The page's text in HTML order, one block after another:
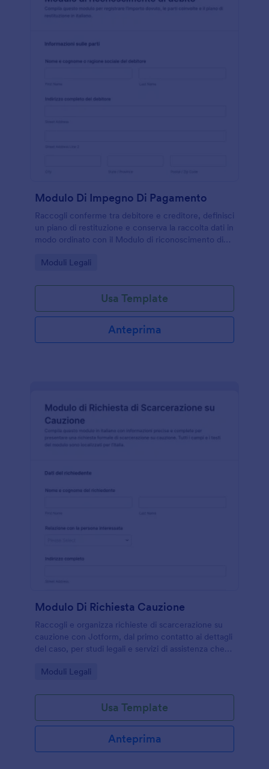
Modulo Di Impegno Di Pagamento
Raccogli conferme tra debitore e creditore, definisci
un piano di restituzione e conserva la raccolta dati in
modo ordinato con il Modulo di riconoscimento di
Go to Category:
Moduli Legali
Usa Template
Anteprima
Modulo Di Richiesta Cauzione
Raccogli e organizza richieste di scarcerazione su
cauzione con Jotform, dal primo contatto ai dettagli
del caso, per studi legali e servizi di assistenza che
Go to Category:
Moduli Legali
Usa Template
Anteprima